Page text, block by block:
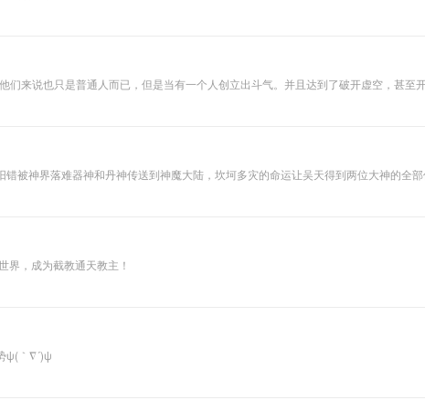
终于在危难时刻舍
们来说也只是普通人而已，但是当有一个人创立出斗气。并且达到了破开虚空，甚至
以战斗就不可避免，战斗是惨烈的，不过，武者毕竟还是流传了下来，虽然和修真
和丹神传送到神魔大陆，坎坷多灾的命运让吴天得到两位大神的全部传承，从此纵横神魔大陆。 一念起，万水千山
界，成为截教通天教主！
ψ(｀∇´)ψ